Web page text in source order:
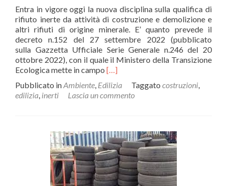
Entra in vigore oggi la nuova disciplina sulla qualifica di
rifiuto inerte da attività di costruzione e demolizione e
altri rifiuti di origine minerale. E’ quanto prevede il
decreto n.152 del 27 settembre 2022 (pubblicato
sulla Gazzetta Ufficiale Serie Generale n.246 del 20
ottobre 2022), con il quale il Ministero della Transizione
Ecologica mette in campo Leggi
piùRifiuti
da
vigore
la
nuova
disciplina
sugli
inerti
[…]
Pubblicato inAmbiente, Edilizia Taggato costruzioni,
edilizia, inerti Lascia un commento